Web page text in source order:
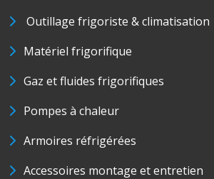
Outillage frigoriste & climatisation
Matériel frigorifique
Gaz et fluides frigorifiques
Pompes à chaleur
Armoires réfrigérées
Accessoires montage et entretien